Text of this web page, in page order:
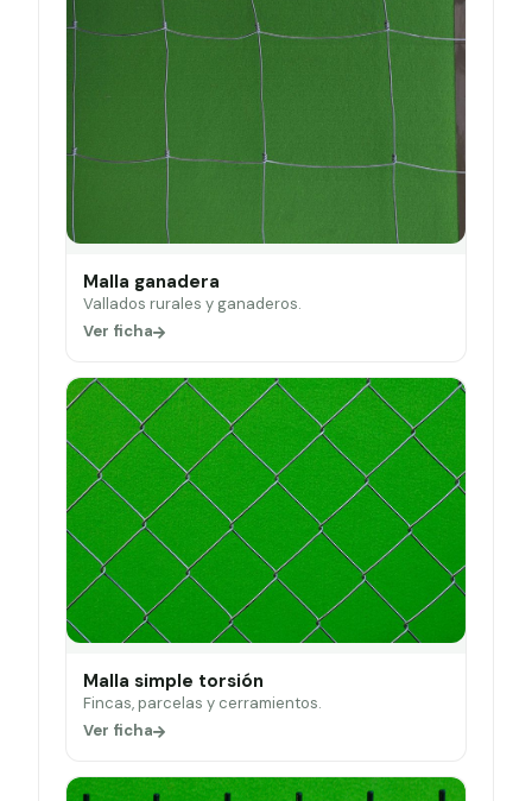
Malla ganadera
Vallados rurales y ganaderos.
Ver ficha
Malla simple torsión
Fincas, parcelas y cerramientos.
Ver ficha